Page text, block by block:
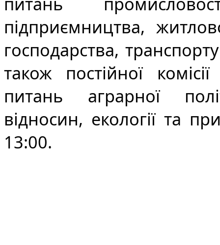
підприємництва,
господарства,
також постійної
питань аграрної
відносин, екології та
13:00.